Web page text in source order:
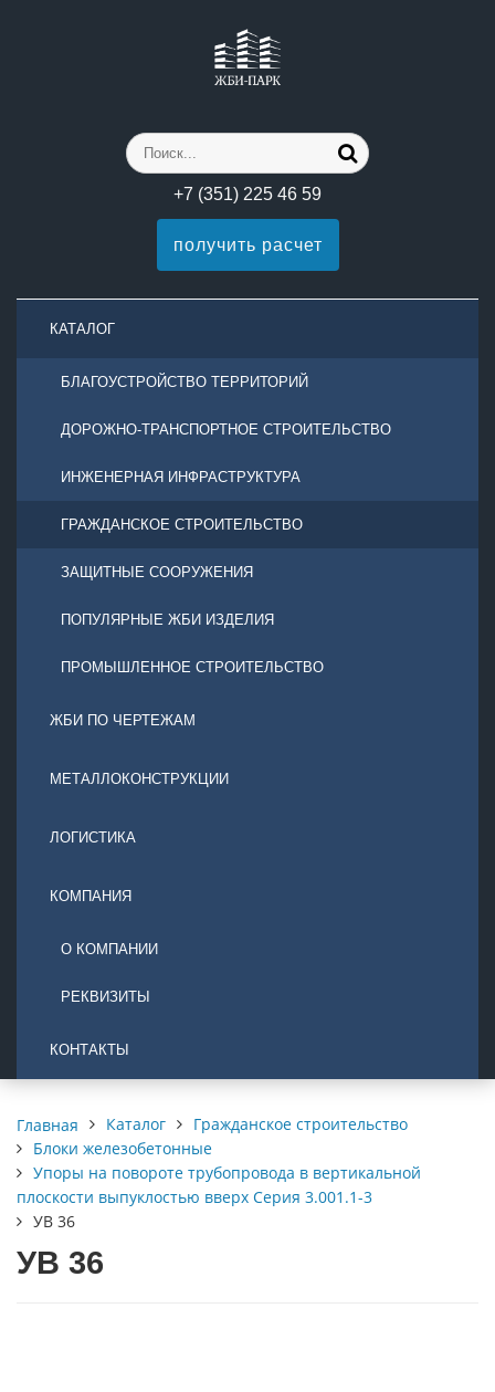
+7 (351) 225 46 59
получить расчет
КАТАЛОГ
БЛАГОУСТРОЙСТВО ТЕРРИТОРИЙ
ДОРОЖНО-ТРАНСПОРТНОЕ СТРОИТЕЛЬСТВО
ИНЖЕНЕРНАЯ ИНФРАСТРУКТУРА
ГРАЖДАНСКОЕ СТРОИТЕЛЬСТВО
ЗАЩИТНЫЕ СООРУЖЕНИЯ
ПОПУЛЯРНЫЕ ЖБИ ИЗДЕЛИЯ
ПРОМЫШЛЕННОЕ СТРОИТЕЛЬСТВО
ЖБИ ПО ЧЕРТЕЖАМ
МЕТАЛЛОКОНСТРУКЦИИ
ЛОГИСТИКА
КОМПАНИЯ
О КОМПАНИИ
РЕКВИЗИТЫ
КОНТАКТЫ
Главная Каталог
Гражданское строительство
Блоки железобетонные
Упоры на повороте трубопровода в вертикальной
плоскости выпуклостью вверх Серия 3.001.1-3
УВ 36
УВ 36